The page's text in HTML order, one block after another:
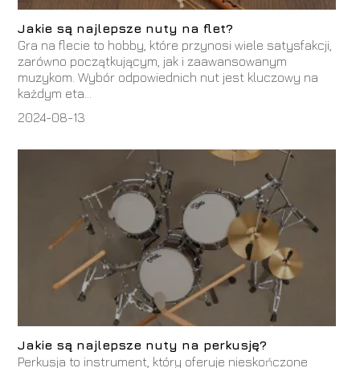
Jakie są najlepsze nuty na flet?
Gra na flecie to hobby, które przynosi wiele satysfakcji,
zarówno początkującym, jak i zaawansowanym
muzykom. Wybór odpowiednich nut jest kluczowy na
każdym eta...
2024-08-13
Jakie są najlepsze nuty na perkusję?
Perkusja to instrument, który oferuje nieskończone